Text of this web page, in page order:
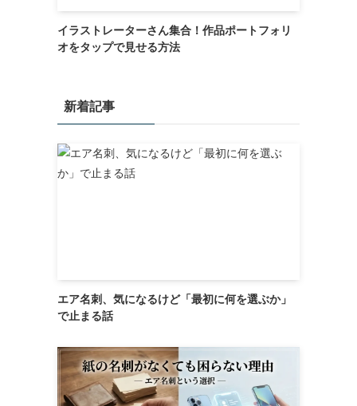
イラストレーターさん集合！作品ポートフォリ
オをタップで見せる方法
新着記事
エア名刺、気になるけど「最初に何を選ぶか」
で止まる話